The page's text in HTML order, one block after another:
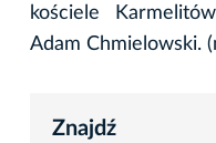
kościele
Adam Chmielowski.
Znajdź